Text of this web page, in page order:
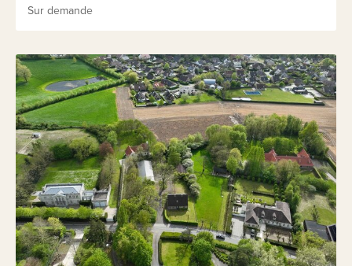
Sur demande